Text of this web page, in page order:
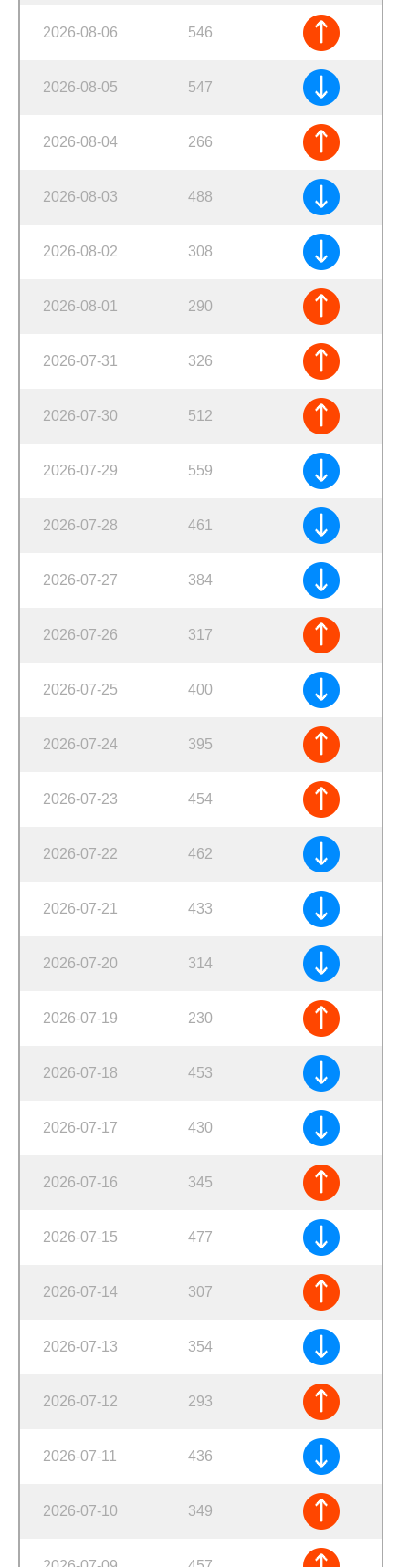
2026-08-06 546
2026-08-05 547
2026-08-04 266
2026-08-03 488
2026-08-02 308
2026-08-01 290
2026-07-31 326
2026-07-30 512
2026-07-29 559
2026-07-28 461
2026-07-27 384
2026-07-26 317
2026-07-25 400
2026-07-24 395
2026-07-23 454
2026-07-22 462
2026-07-21 433
2026-07-20 314
2026-07-19 230
2026-07-18 453
2026-07-17 430
2026-07-16 345
2026-07-15 477
2026-07-14 307
2026-07-13 354
2026-07-12 293
2026-07-11 436
2026-07-10 349